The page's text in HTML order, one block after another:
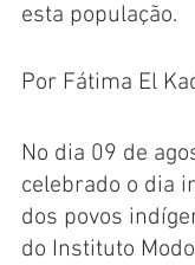
esta população.
Por Fátima El
No dia 09 de
celebrado o dia
dos povos
do Instituto